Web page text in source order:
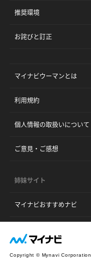
推奨環境
お詫びと訂正
マイナビウーマンとは
利用規約
個人情報の取扱いについて
ご意見・ご感想
姉妹サイト
マイナビおすすめナビ
Copyright © Mynavi Corporation